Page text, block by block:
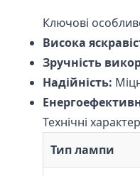
Ключові
Висока
Зручність
Надійність:
Технічні
Тип лампи